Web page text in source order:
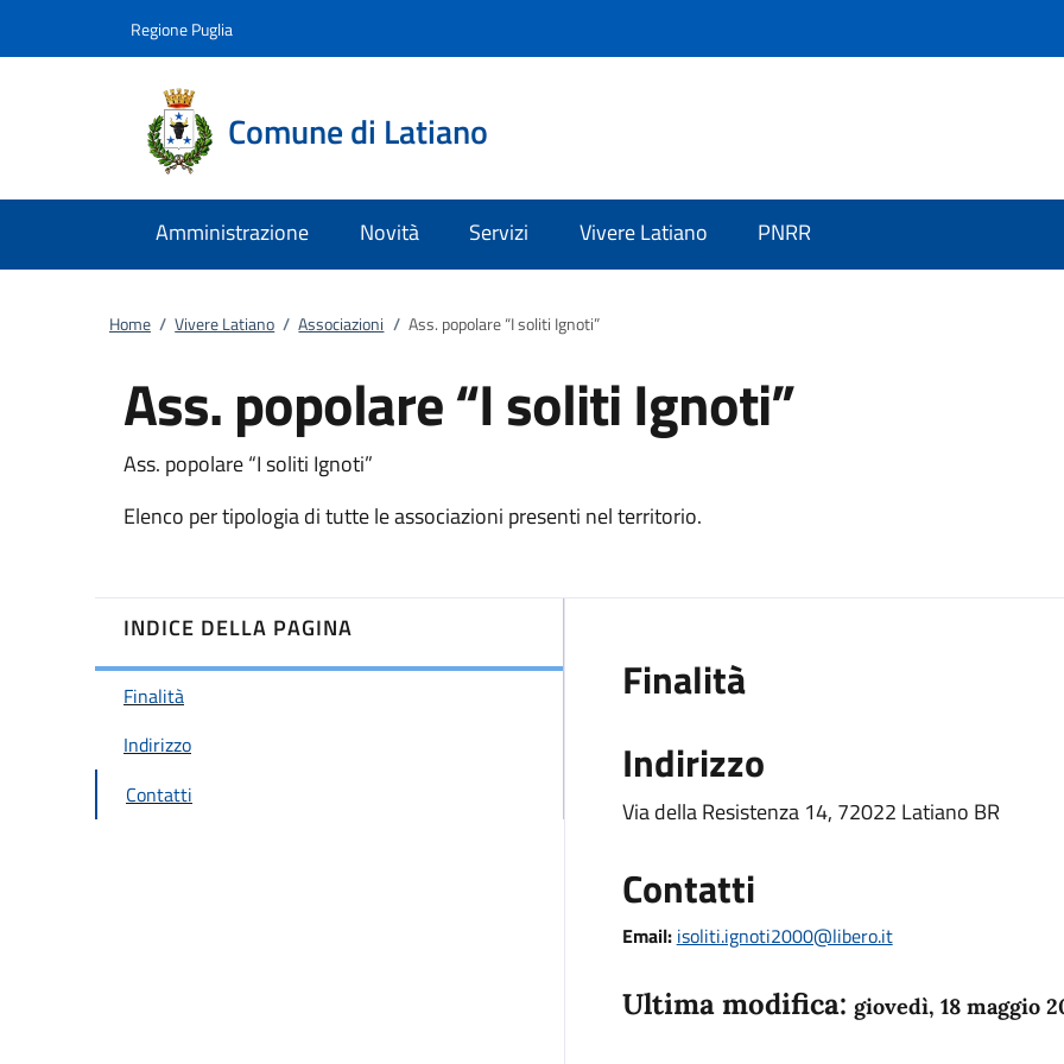
Regione Puglia
Comune di Latiano
Amministrazione Novità Servizi Vivere Latiano PNRR
Home / Vivere Latiano / Associazioni / Ass. popolare “I soliti Ignoti”
Ass. popolare “I soliti Ignoti”
Ass. popolare “I soliti Ignoti”
Elenco per tipologia di tutte le associazioni presenti nel territorio.
INDICE DELLA PAGINA
Finalità
Indirizzo
Contatti
Finalità
Indirizzo
Via della Resistenza 14, 72022 Latiano BR
Contatti
Email: isoliti.ignoti2000@libero.it
Ultima modifica: giovedì, 18 maggio